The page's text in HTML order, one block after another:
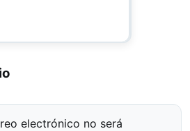
electrónico no será